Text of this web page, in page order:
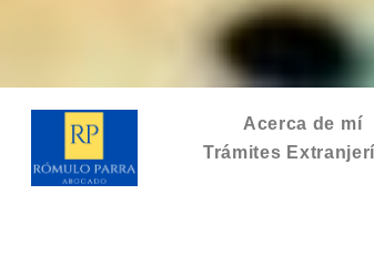
Acerca de mí
Trámites